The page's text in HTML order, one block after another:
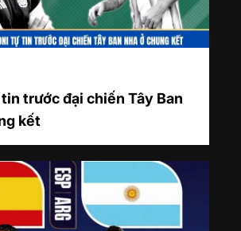
trước đại chiến Tây Ban
kết